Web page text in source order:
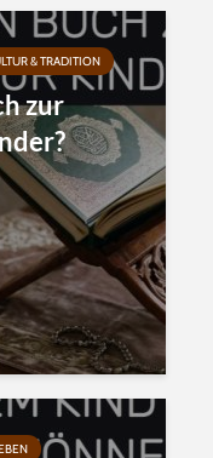
& TRADITION
zur